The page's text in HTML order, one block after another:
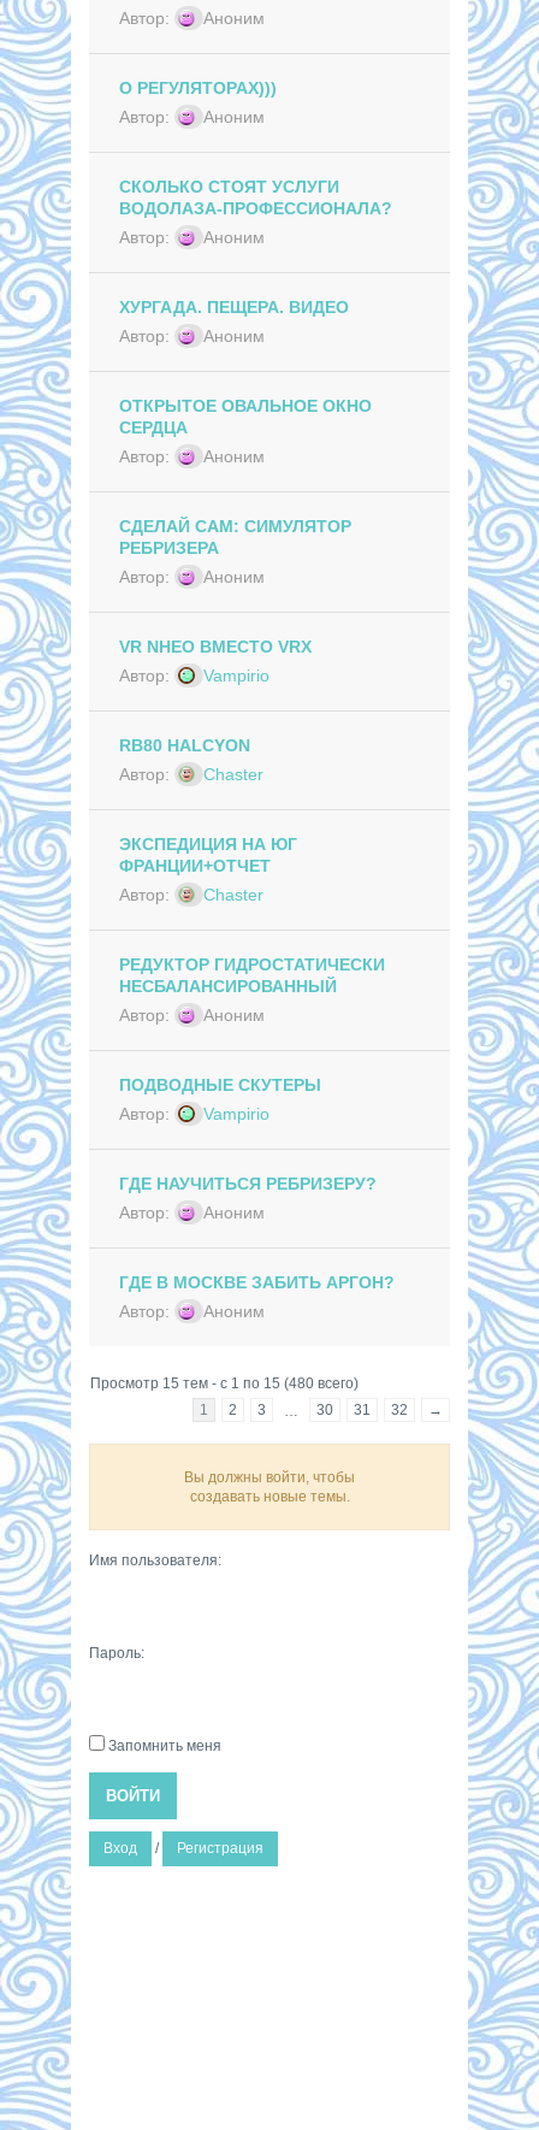
Автор:
Аноним
О РЕГУЛЯТОРАХ)))
Автор:
Аноним
СКОЛЬКО СТОЯТ УСЛУГИ
ВОДОЛАЗА-ПРОФЕССИОНАЛА?
Автор:
Аноним
ХУРГАДА. ПЕЩЕРА. ВИДЕО
Автор:
Аноним
ОТКРЫТОЕ ОВАЛЬНОЕ ОКНО
СЕРДЦА
Автор:
Аноним
СДЕЛАЙ САМ: СИМУЛЯТОР
РЕБРИЗЕРА
Автор:
Аноним
VR NHEO ВМЕСТО VRX
Автор:
Vampirio
RB80 HALCYON
Автор:
Chaster
ЭКСПЕДИЦИЯ НА ЮГ
ФРАНЦИИ+ОТЧЕТ
Автор:
Chaster
РЕДУКТОР ГИДРОСТАТИЧЕСКИ
НЕСБАЛАНСИРОВАННЫЙ
Автор:
Аноним
ПОДВОДНЫЕ СКУТЕРЫ
Автор:
Vampirio
ГДЕ НАУЧИТЬСЯ РЕБРИЗЕРУ?
Автор:
Аноним
ГДЕ В МОСКВЕ ЗАБИТЬ АРГОН?
Автор:
Аноним
Просмотр 15 тем - с 1 по 15 (480 всего)
1
2 3 30 31 32 →
Вы должны войти, чтобы
создавать новые темы.
Имя пользователя:
Пароль:
Запомнить меня
ВОЙТИ
Вход / Регистрация